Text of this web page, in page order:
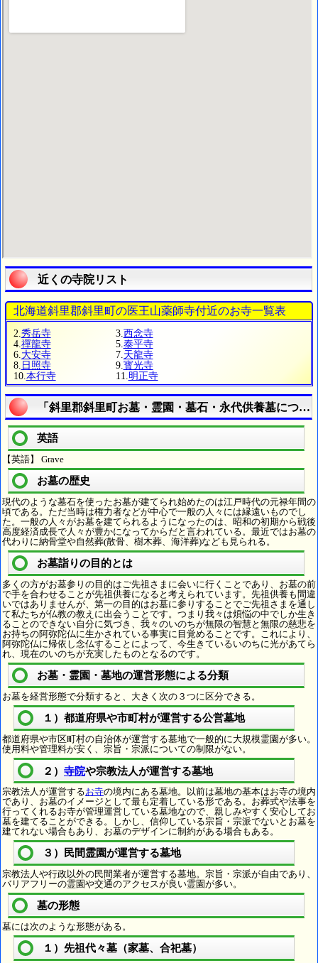
近くの寺院リスト
北海道斜里郡斜里町の医王山薬師寺付近のお寺一覧表
2. 秀岳寺 3. 西念寺
4. 禪龍寺 5. 泰平寺
6. 大安寺 7. 天龍寺
8. 日照寺 9. 寳光寺
10. 本行寺 11. 明正寺
「斜里郡斜里町お墓・霊園・墓石・永代供養墓につい
英語
【英語】 Grave
お墓の歴史
現代のような墓石を使ったお墓が建てられ始めたのは江戸時代の元禄年間の
頃である。ただ当時は権力者などが中心で一般の人々には縁遠いものでし
た。一般の人々がお墓を建てられるようになったのは、昭和の初期から戦後
高度経済成長で人々が豊かになってからだと言われている。最近ではお墓の
代わりに納骨堂や自然葬(散骨、樹木葬、海洋葬)なども見られる。
お墓詣りの目的とは
多くの方がお墓参りの目的はご先祖さまに会いに行くことであり、お墓の前
で手を合わせることが先祖供養になると考えられています。先祖供養も間違
いではありませんが、第一の目的はお墓に参りすることでご先祖さまを通し
て私たちが仏教の教えに出会うことです。つまり我々は煩悩の中でしか生き
ることのできない自分に気づき、我々のいのちが無限の智慧と無限の慈悲を
お持ちの阿弥陀仏に生かされている事実に目覚めることです。これにより、
阿弥陀仏に帰依し念仏することによって、今生きているいのちに光があてら
れ、現在のいのちが充実したものとなるのです。
お墓・霊園・墓地の運営形態による分類
お墓を経営形態で分類すると、大きく次の３つに区分できる。
１）都道府県や市町村が運営する公営墓地
都道府県や市区町村の自治体が運営する墓地で一般的に大規模霊園が多い。
使用料や管理料が安く、宗旨・宗派についての制限がない。
２） 寺院や宗教法人が運営する墓地
宗教法人が運営するお寺の境内にある墓地。以前は墓地の基本はお寺の境内
であり、お墓のイメージとして最も定着している形である。お葬式や法事を
行ってくれるお寺が管理運営している墓地なので、親しみやすく安心してお
墓を建てることができる。しかし、信仰している宗旨・宗派でないとお墓を
建てれない場合もあり、お墓のデザインに制約がある場合もある。
３）民間霊園が運営する墓地
宗教法人や行政以外の民間業者が運営する墓地。宗旨・宗派が自由であり、
バリアフリーの霊園や交通のアクセスが良い霊園が多い。
墓の形態
墓には次のような形態がある。
１）先祖代々墓（家墓、合祀墓）